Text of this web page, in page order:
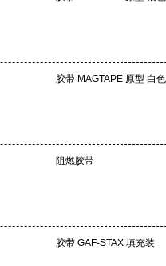
胶带 MAGTAPE 原型 白色
阻燃胶带
胶带 GAF-STAX 填充装